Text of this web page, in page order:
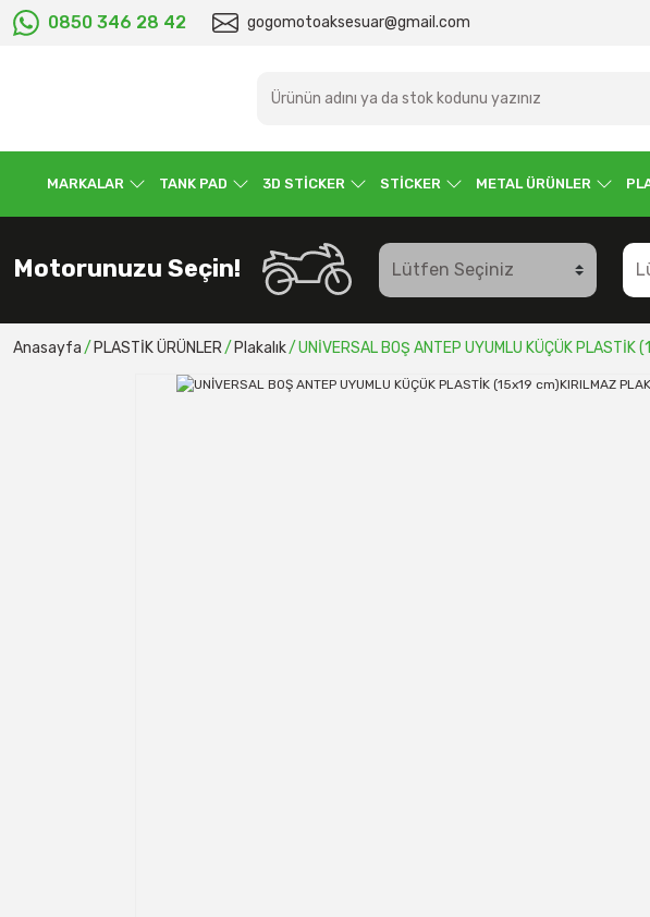
0850 346 28 42 gogomotoaksesuar@gmail.com
MARKALAR TANK PAD 3D STİCKER STİCKER METAL ÜRÜNLER
Motorunuzu Seçin!
Anasayfa PLASTİK ÜRÜNLER Plakalık UNİVERSAL BOŞ ANTEP UYUMLU KÜÇÜK PLASTİK